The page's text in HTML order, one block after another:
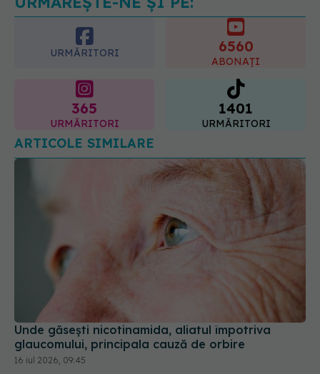
URMĂRITORI 6560
ABONAȚI
365
URMĂRITORI
1401
URMĂRITORI
ARTICOLE SIMILARE
Unde găsești nicotinamida, aliatul împotriva
glaucomului, principala cauză de orbire
16 iul 2026, 09:45